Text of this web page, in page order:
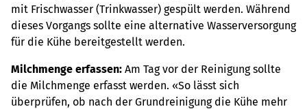
mit Frischwasser (Trinkwasser) gespült werden. Während
dieses Vorgangs sollte eine alternative Wasserversorgung
für die Kühe bereitgestellt werden.
Milchmenge erfassen: Am Tag vor der Reinigung sollte
die Milchmenge erfasst werden. «So lässt sich
überprüfen, ob nach der Grundreinigung die Kühe mehr